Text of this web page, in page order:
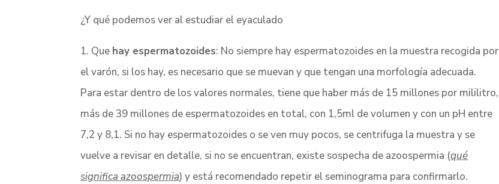
¿Y qué podemos ver al estudiar el eyaculado
1. Que hay espermatozoides: No siempre hay espermatozoides en la muestra recogida por
el varón, si los hay, es necesario que se muevan y que tengan una morfología adecuada.
Para estar dentro de los valores normales, tiene que haber más de 15 millones por mililitro,
más de 39 millones de espermatozoides en total, con 1,5ml de volumen y con un pH entre
7,2 y 8,1. Si no hay espermatozoides o se ven muy pocos, se centrifuga la muestra y se
vuelve a revisar en detalle, si no se encuentran, existe sospecha de azoospermia (qué
significa azoospermia) y está recomendado repetir el seminograma para confirmarlo.